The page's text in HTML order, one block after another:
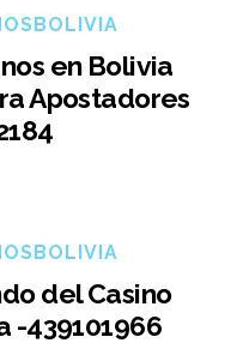
en Bolivia
Apostadores
del Casino
-439101966